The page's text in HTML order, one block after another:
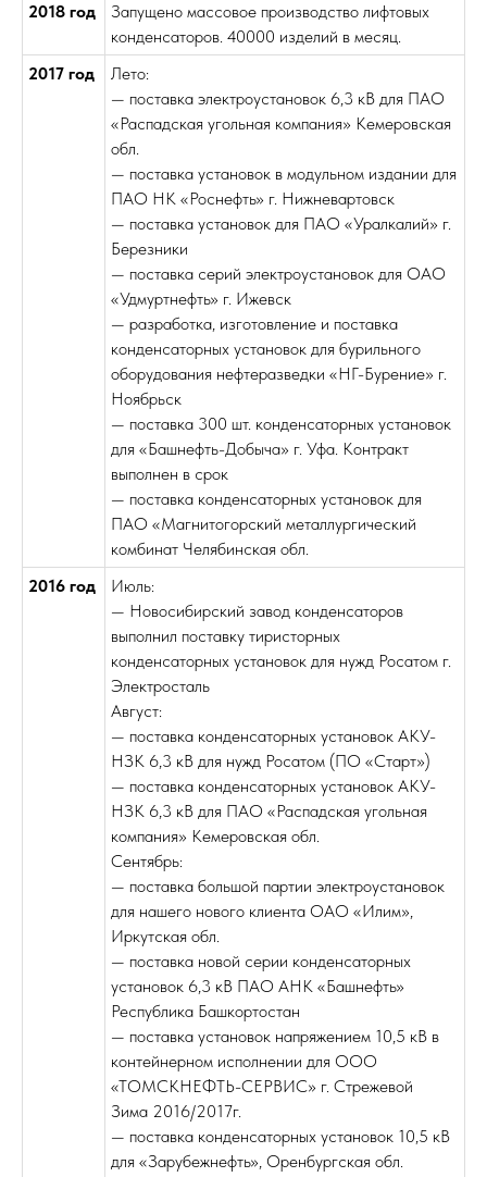
2018 год
Запущено массовое производство лифтовых
конденсаторов. 40000 изделий в месяц.
2017 год
Лето:
— поставка электроустановок 6,3 кВ для ПАО
«Распадская угольная компания» Кемеровская
обл.
— поставка установок в модульном издании для
ПАО НК «Роснефть» г. Нижневартовск
— поставка установок для ПАО «Уралкалий» г.
Березники
— поставка серий электроустановок для ОАО
«Удмуртнефть» г. Ижевск
— разработка, изготовление и поставка
конденсаторных установок для бурильного
оборудования нефтеразведки «НГ-Бурение» г.
Ноябрьск
— поставка 300 шт. конденсаторных установок
для «Башнефть-Добыча» г. Уфа. Контракт
выполнен в срок
— поставка конденсаторных установок для
ПАО «Магнитогорский металлургический
комбинат Челябинская обл.
2016 год
Июль:
— Новосибирский завод конденсаторов
выполнил поставку тиристорных
конденсаторных установок для нужд Росатом г.
Электросталь
Август:
— поставка конденсаторных установок АКУ-
НЗК 6,3 кВ для нужд Росатом (ПО «Старт»)
— поставка конденсаторных установок АКУ-
НЗК 6,3 кВ для ПАО «Распадская угольная
компания» Кемеровская обл.
Сентябрь:
— поставка большой партии электроустановок
для нашего нового клиента ОАО «Илим»,
Иркутская обл.
— поставка новой серии конденсаторных
установок 6,3 кВ ПАО АНК «Башнефть»
Республика Башкортостан
— поставка установок напряжением 10,5 кВ в
контейнерном исполнении для ООО
«ТОМСКНЕФТЬ-СЕРВИС» г. Стрежевой
Зима 2016/2017г.
— поставка конденсаторных установок 10,5 кВ
для «Зарубежнефть», Оренбургская обл.